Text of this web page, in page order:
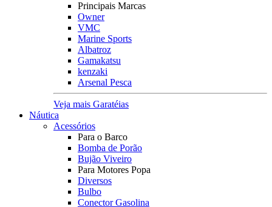
Principais Marcas
Owner
VMC
Marine Sports
Albatroz
Gamakatsu
kenzaki
Arsenal Pesca
Veja mais Garatéias
Náutica
Acessórios
Para o Barco
Bomba de Porão
Bujão Viveiro
Para Motores Popa
Diversos
Bulbo
Conector Gasolina